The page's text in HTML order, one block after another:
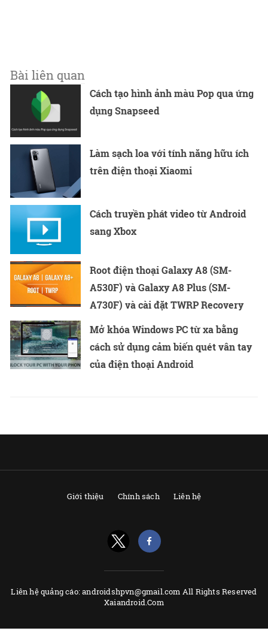
Bài liên quan
Cách tạo hình ảnh màu Pop qua ứng
dụng Snapseed
Làm sạch loa với tính năng hữu ích
trên điện thoại Xiaomi
Cách truyền phát video từ Android
sang Xbox
Root điện thoại Galaxy A8 (SM-
A530F) và Galaxy A8 Plus (SM-
A730F) và cài đặt TWRP Recovery
Mở khóa Windows PC từ xa bằng
cách sử dụng cảm biến quét vân tay
của điện thoại Android
Giới thiệu Chính sách Liên hệ
Liên hệ quảng cáo: androidshpvn@gmail.com All Rights Reserved
Xaiandroid.Com